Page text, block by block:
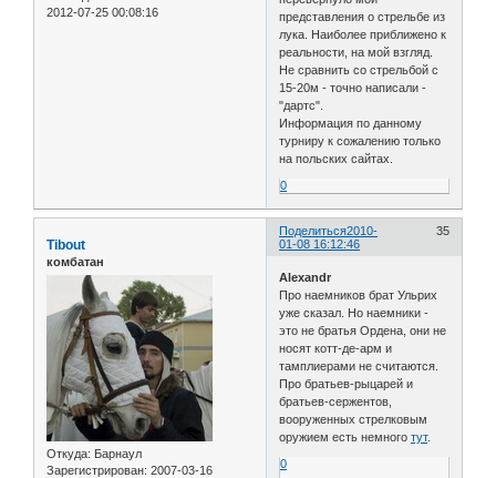
2012-07-25 00:08:16
представления о стрельбе из
лука. Наиболее приближено к
реальности, на мой взгляд.
Не сравнить со стрельбой с
15-20м - точно написали -
"дартс".
Информация по данному
турниру к сожалению только
на польских сайтах.
0
Поделиться 35
2010-
01-08 16:12:46
Tibout
комбатан
Откуда: Барнаул
Зарегистрирован: 2007-03-16
Alexandr
Про наемников брат Ульрих
уже сказал. Но наемники -
это не братья Ордена, они не
носят котт-де-арм и
тамплиерами не считаются.
Про братьев-рыцарей и
братьев-сержентов,
вооруженных стрелковым
оружием есть немноготут.
0